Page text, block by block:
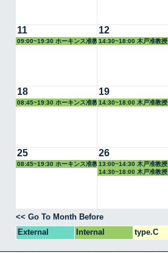
11
09:00~19:30 ホーキンス准教
12
14:30~18:00 木戸准教授
18
08:45~19:30 ホーキンス准教
19
14:30~18:00 木戸准教授
25
08:45~19:30 ホーキンス准教
26
13:00~14:30 木戸准教授
14:30~18:00 木戸准教授
<< Go To Month Before
External
Internal type.C